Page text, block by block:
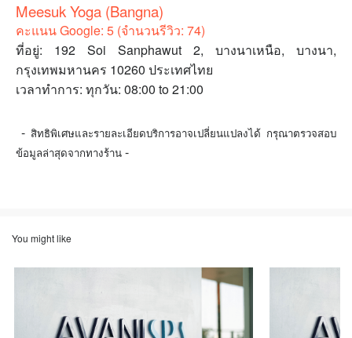
Meesuk Yoga (Bangna)
คะแนน Google: 5 (จำนวนรีวิว: 74)
ที่อยู่: 192 Soi Sanphawut 2, บางนาเหนือ, บางนา,
กรุงเทพมหานคร 10260 ประเทศไทย
เวลาทำการ: ทุกวัน: 08:00 to 21:00
- สิทธิพิเศษและรายละเอียดบริการอาจเปลี่ยนแปลงได้ กรุณาตรวจสอบ
ข้อมูลล่าสุดจากทางร้าน -
You might like